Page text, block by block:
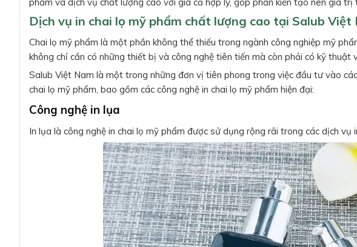
Dịch vụ in chai lọ mỹ phẩm chất lượng cao tại Salub Việt
Chai lọ mỹ phẩm là một phần không thể thiếu trong ngành công nghiệp mỹ
không chỉ cần có những thiết bị và công nghệ tiên tiến mà còn phải có kỹ thuật
Salub Việt Nam là một trong những đơn vị tiên phong trong việc đầu tư vào
chai lọ mỹ phẩm, bao gồm các công nghệ in chai lọ mỹ phẩm hiện đại:
Công nghệ in lụa
In lụa là công nghệ in chai lọ mỹ phẩm được sử dụng rộng rãi trong các dịch